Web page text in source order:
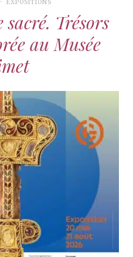
EXPOSITIONS
Trésors
au Musée